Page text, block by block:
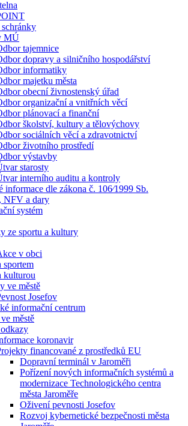
MÚ
tajemnice
dopravy a silničního hospodářství
informatiky
majetku města
obecní živnostenský úřad
organizační a vnitřních věcí
plánovací a finanční
školství, kultury a tělovýchovy
sociálních věcí a zdravotnictví
životního prostředí
výstavby
starosty
interního auditu a kontroly
informace dle zákona č. 106⁄1999 Sb.
NFV a dary
systém
ze sportu a kultury
v obci
sportem
kulturou
ve městě
Josefov
informační centrum
městě
koronavir
financované z prostředků EU
Dopravní terminál v Jaroměři
Pořízení nových informačních systémů a
modernizace Technologického centra
města Jaroměře
Oživení pevnosti Josefov
Rozvoj kybernetické bezpečnosti města